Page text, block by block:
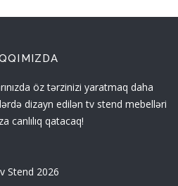
öz tərzinizi yaratmaq daha
dizayn edilən tv stend mebelləri
canlılıq qatacaq!
Stend 2026